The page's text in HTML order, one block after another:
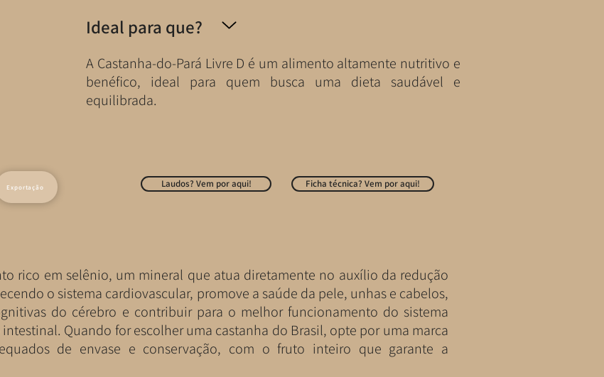
Ideal para que?
A Castanha-do-Pará Livre D é um alimento altamente nutritivo e
benéfico, ideal para quem busca uma dieta saudável e
equilibrada.
Exportação Laudos? Vem por aqui! Ficha técnica? Vem por aqui!
rico em selênio, um mineral que atua diretamente no auxílio da redução
o sistema cardiovascular, promove a saúde da pele, unhas e cabelos,
do cérebro e contribuir para o melhor funcionamento do sistema
Quando for escolher uma castanha do Brasil, opte por uma marca
de envase e conservação, com o fruto inteiro que garante a